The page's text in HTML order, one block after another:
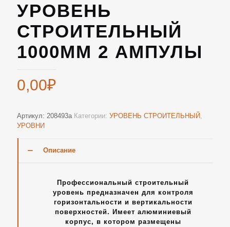
УРОВЕНЬ
СТРОИТЕЛЬНЫЙ
1000ММ 2 АМПУЛЫ
0,00₽
Артикул: 208493а Категории: УРОВЕНЬ СТРОИТЕЛЬНЫЙ,
УРОВНИ
Описание
Профессиональный строительный
уровень предназначен для контроля
горизонтальности и вертикальности
поверхностей. Имеет алюминиевый
корпус, в котором размещены